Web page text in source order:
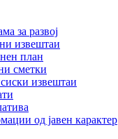
за развој
извештаи
план
сметки
извештаи
од јавен карактер